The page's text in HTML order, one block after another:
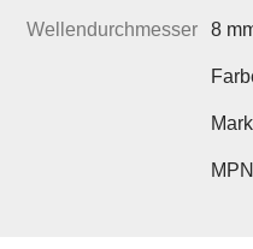
Wellendurchmesser 8